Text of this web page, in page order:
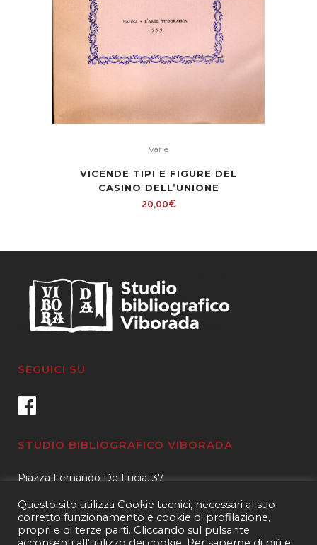
Varie
VICENDE TIPI E FIGURE DEL
CASINO DELL’UNIONE
20,00€
SEGUICI SU
STUDIO BIBLIOGRAFICO VIBORADA
Piazza Fernando De Lucia, 37
Tel.3400596959 – 3404632889
email.info@viborada.it
Questo sito utilizza Cookie tecnici, necessari al suo
corretto funzionamento e cookie di profilazione,
propri e di terze parti. Cliccando sul pulsante